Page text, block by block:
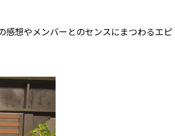
想やメンバーとのセンスにまつわるエピ